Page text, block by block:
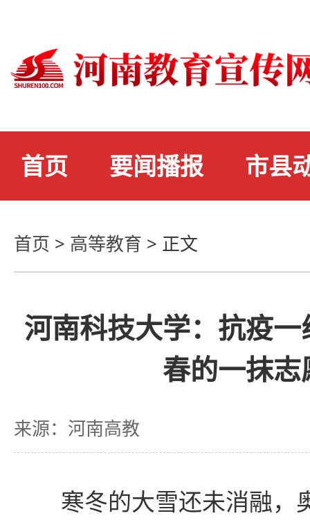
首页 要闻播报 市县
首页 > 高等教育 > 正文
河南科技大学：抗疫
春的一抹志
来源：河南高教
寒冬的大雪还未消融，